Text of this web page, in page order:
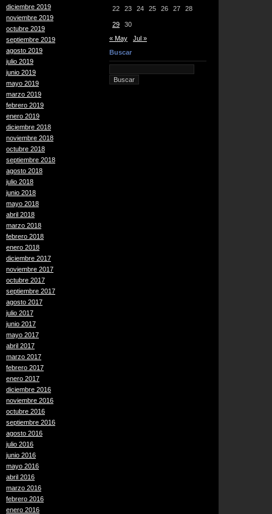
diciembre 2019
noviembre 2019
octubre 2019
septiembre 2019
agosto 2019
julio 2019
junio 2019
mayo 2019
marzo 2019
febrero 2019
enero 2019
diciembre 2018
noviembre 2018
octubre 2018
septiembre 2018
agosto 2018
julio 2018
junio 2018
mayo 2018
abril 2018
marzo 2018
febrero 2018
enero 2018
diciembre 2017
noviembre 2017
octubre 2017
septiembre 2017
agosto 2017
julio 2017
junio 2017
mayo 2017
abril 2017
marzo 2017
febrero 2017
enero 2017
diciembre 2016
noviembre 2016
octubre 2016
septiembre 2016
agosto 2016
julio 2016
junio 2016
mayo 2016
abril 2016
marzo 2016
febrero 2016
enero 2016
22 23 24 25 26 27 28
29
30
« May
Jul »
Buscar